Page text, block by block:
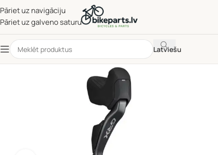
Pāriet uz navigāciju
Pāriet uz galveno saturu
Latviešu